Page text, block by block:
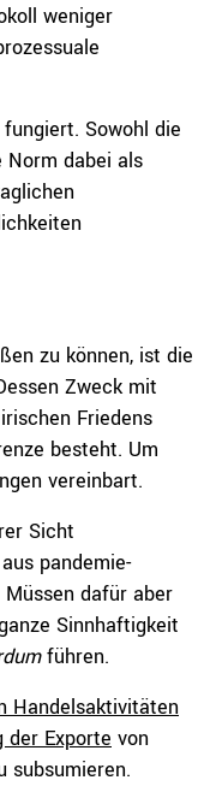
weniger
Sowohl die
dabei als
zu können, ist die
Zweck mit
Friedens
besteht. Um
vereinbart.
Sicht
pandemie-
dafür aber
Sinnhaftigkeit
führen.
Handelsaktivitäten
der Exporte von
subsumieren.